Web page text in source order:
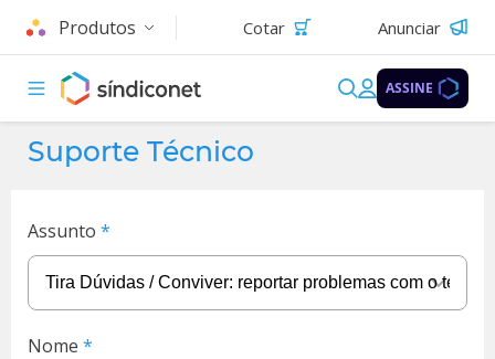
Produtos Cotar Anunciar
ASSINE
Suporte Técnico
Assunto
Nome